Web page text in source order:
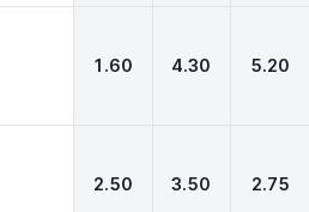
1.60 4.30 5.20
2.50 3.50 2.75